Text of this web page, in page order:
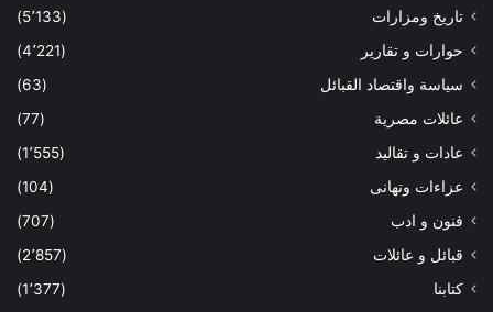
تاريخ ومزارات
(5٬133)
حوارات و تقارير
(4٬221)
سياسة واقتصاد القبائل
(63)
عائلات مصرية
(77)
عادات و تقاليد
(1٬555)
عزاءات وتهانى
(104)
فنون و ادب
(707)
قبائل و عائلات
(2٬857)
كتابنا
(1٬377)